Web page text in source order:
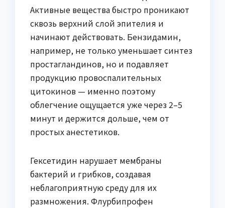
Активные вещества быстро проникают
сквозь верхний слой эпителия и
начинают действовать. Бензидамин,
например, не только уменьшает синтез
простагландинов, но и подавляет
продукцию провоспалительных
цитокинов — именно поэтому
облегчение ощущается уже через 2–5
минут и держится дольше, чем от
простых анестетиков.
Гексетидин нарушает мембраны
бактерий и грибков, создавая
неблагоприятную среду для их
размножения. Флурбипрофен